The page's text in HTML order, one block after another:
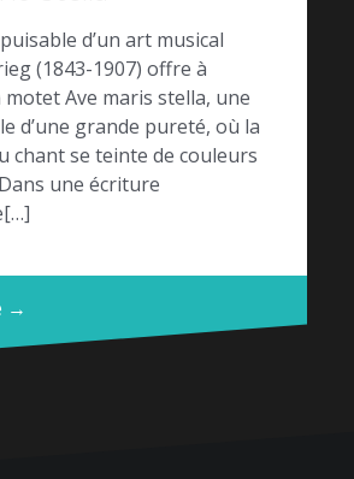
d’un art musical
(1843-1907) offre à
Ave maris stella, une
d’une grande pureté, où la
chant se teinte de couleurs
une écriture
→